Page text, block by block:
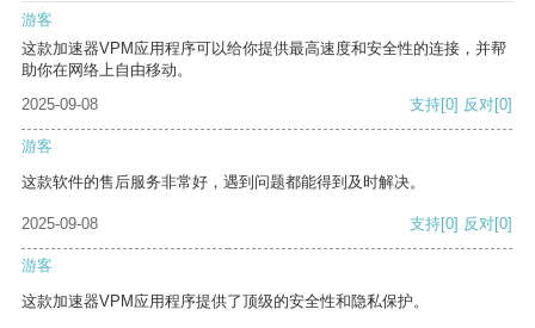
游客
这款加速器VPM应用程序可以给你提供最高速度和安全性的连接，并帮
助你在网络上自由移动。
2025-09-08
支持[0] 反对[0]
游客
这款软件的售后服务非常好，遇到问题都能得到及时解决。
2025-09-08 支持[0] 反对[0]
游客
这款加速器VPM应用程序提供了顶级的安全性和隐私保护。